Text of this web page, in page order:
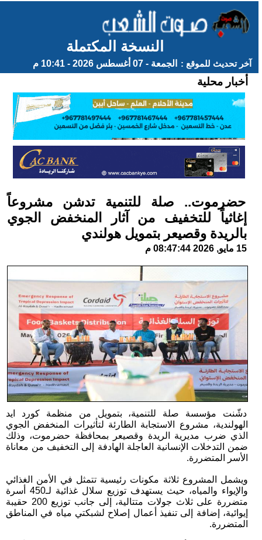
النسخة المكتملة
آخر تحديث للموقع : الجمعة - 07 أغسطس 2026 - 10:41 م
أخبار محلية
حضرموت.. صلة للتنمية تدشن مشروعاً
إغاثياً للتخفيف من آثار المنخفض الجوي
بالريدة وقصيعر بتمويل هولندي
15 مايو, 2026 08:47:44 م
دشّنت مؤسسة صلة للتنمية، بتمويل من منظمة كورد ايد
الهولندية، مشروع الاستجابة الطارئة لتأثيرات المنخفض الجوي
الذي ضرب مديرية الريدة وقصيعر بمحافظة حضرموت، وذلك
ضمن التدخلات الإنسانية العاجلة الهادفة إلى التخفيف من معاناة
الأسر المتضررة.
ويشمل المشروع ثلاثة مكونات رئيسية تتمثل في الأمن الغذائي
والإيواء والمياه، حيث يستهدف توزيع سلال غذائية لـ450 أسرة
متضررة على ثلاث جولات متتالية، إلى جانب توزيع 200 حقيبة
إيوائية، إضافة إلى تنفيذ أعمال إصلاح لشبكتي مياه في المناطق
المتضررة.